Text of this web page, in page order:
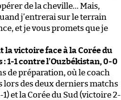
de la cheville… Mais,
j’entrerai sur le terrain
et je vous promets que je
la victoire face à la Corée du
1-1 contre l’Ouzbékistan, 0-0
de préparation, où le coach
lors des deux derniers matchs
et la Corée du Sud (victoire 2-